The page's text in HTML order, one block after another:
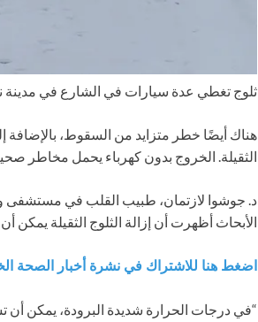
ثلوج تغطي عدة سيارات في الشارع في مدينة نيويورك 23
هناك أيضًا خطر متزايد من السقوط، بالإضافة
الثقيلة. الخروج بدون كهرباء يحمل مخاطر
د. جوشوا لازتمان، طبيب القلب في مستشفى
الأبحاث أظهرت أن إزالة الثلوج الثقيلة يمكن
اضغط هنا للاشتراك في نشرة أخبار الصحة
“في درجات الحرارة شديدة البرودة، يمكن